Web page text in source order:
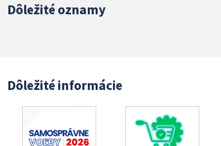
Dôležité oznamy
Dôležité informácie